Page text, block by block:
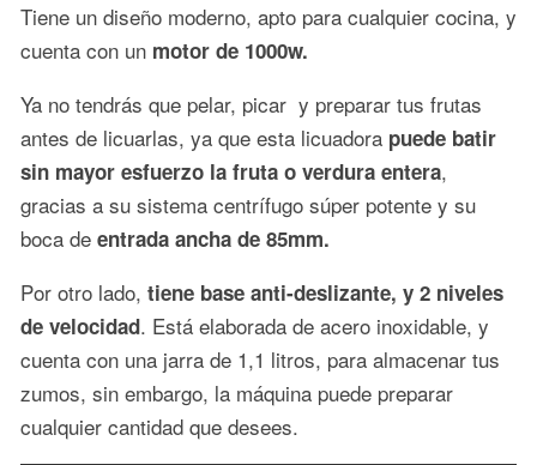
Tiene un diseño moderno, apto para cualquier cocina, y
cuenta con un motor de 1000w.
Ya no tendrás que pelar, picar y preparar tus frutas
antes de licuarlas, ya que esta licuadora puede batir
sin mayor esfuerzo la fruta o verdura entera,
gracias a su sistema centrífugo súper potente y su
boca de entrada ancha de 85mm.
Por otro lado, tiene base anti-deslizante, y 2 niveles
de velocidad. Está elaborada de acero inoxidable, y
cuenta con una jarra de 1,1 litros, para almacenar tus
zumos, sin embargo, la máquina puede preparar
cualquier cantidad que desees.